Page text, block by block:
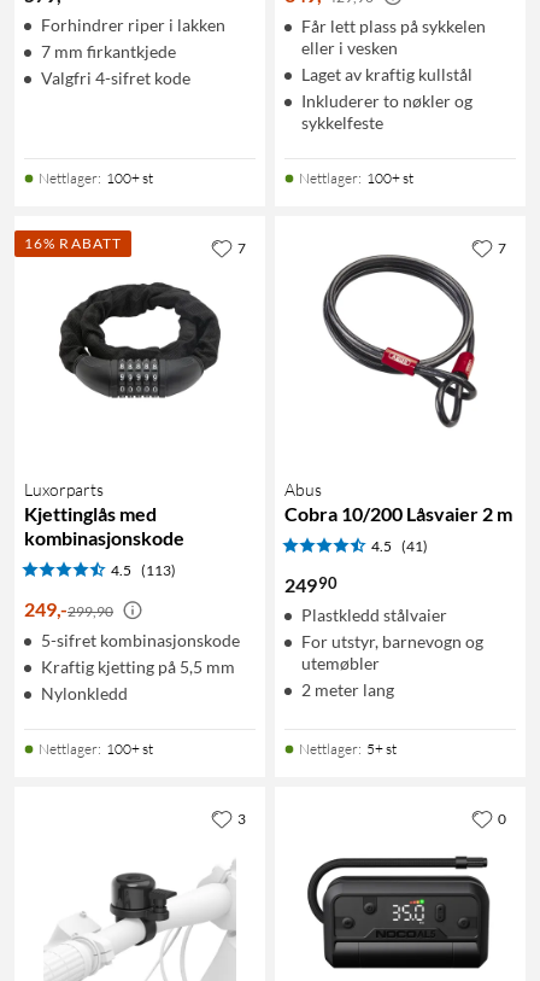
Forhindrer riper i lakken
7 mm firkantkjede
Valgfri 4-sifret kode
Nettlager: 100+ st
Får lett plass på sykkelen
eller i vesken
Laget av kraftig kullstål
Inkluderer to nøkler og
sykkelfeste
Nettlager: 100+ st
16% RABATT
Luxorparts
Kjettinglås med
kombinasjonskode
4.5 (113)
249,-299,90
5-sifret kombinasjonskode
Kraftig kjetting på 5,5 mm
Nylonkledd
Nettlager: 100+ st
7
Abus
Cobra 10/200 Låsvaier 2 m
4.5 (41)
24990
Plastkledd stålvaier
For utstyr, barnevogn og
utemøbler
2 meter lang
Nettlager: 5+ st
7
3 0